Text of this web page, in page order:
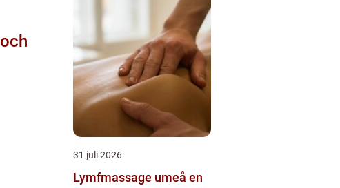
31 juli 2026
Lymfmassage umeå en